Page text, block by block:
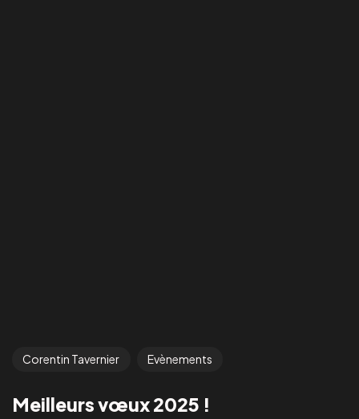
Corentin Tavernier Evènements
Meilleurs vœux 2025 !